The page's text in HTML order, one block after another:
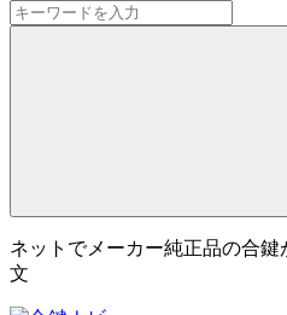
ネットでメーカー純正品の合
文